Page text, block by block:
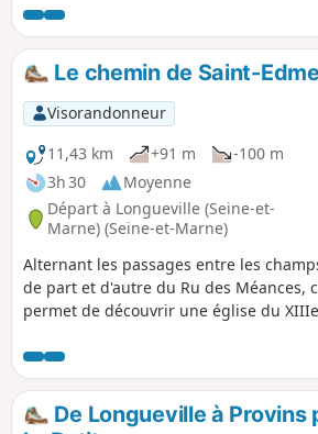
suite, de longer l'Orvin.
Le chemin de Saint-Edme
Visorandonneur
11,43 km
+91 m
-100 m
3h 30
Moyenne
Départ à Longueville (Seine-et-
Marne) (Seine-et-Marne)
Alternant les passages entre les
de part et d'autre du Ru des Méances,
permet de découvrir une église du
qui se retira ici à la fin de sa vie.
De Longueville à Provins